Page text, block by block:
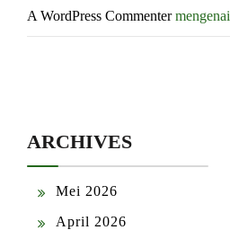
A WordPress Commentermengenai
ARCHIVES
Mei 2026
April 2026